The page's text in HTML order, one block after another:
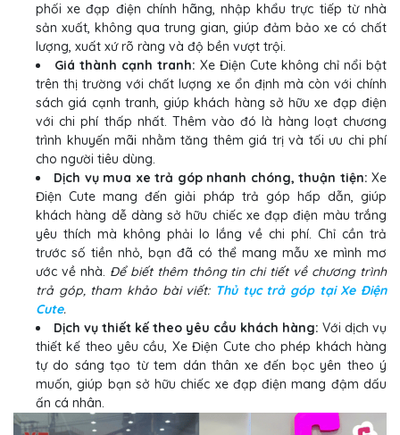
phối xe đạp điện chính hãng, nhập khẩu trực tiếp từ nhà
sản xuất, không qua trung gian, giúp đảm bảo xe có chất
lượng, xuất xứ rõ ràng và độ bền vượt trội.
Giá thành cạnh tranh: Xe Điện Cute không chỉ nổi bật
trên thị trường với chất lượng xe ổn định mà còn với chính
sách giá cạnh tranh, giúp khách hàng sở hữu xe đạp điện
với chi phí thấp nhất. Thêm vào đó là hàng loạt chương
trình khuyến mãi nhằm tăng thêm giá trị và tối ưu chi phí
cho người tiêu dùng.
Dịch vụ mua xe trả góp nhanh chóng, thuận tiện: Xe
Điện Cute mang đến giải pháp trả góp hấp dẫn, giúp
khách hàng dễ dàng sở hữu chiếc xe đạp điện màu trắng
yêu thích mà không phải lo lắng về chi phí. Chỉ cần trả
trước số tiền nhỏ, bạn đã có thể mang mẫu xe mình mơ
ước về nhà. Để biết thêm thông tin chi tiết về chương trình
trả góp, tham khảo bài viết: Thủ tục trả góp tại Xe Điện
Cute.
Dịch vụ thiết kế theo yêu cầu khách hàng: Với dịch vụ
thiết kế theo yêu cầu, Xe Điện Cute cho phép khách hàng
tự do sáng tạo từ tem dán thân xe đến bọc yên theo ý
muốn, giúp bạn sở hữu chiếc xe đạp điện mang đậm dấu
ấn cá nhân.